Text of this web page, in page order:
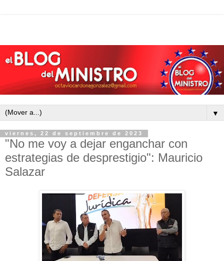
▼
viernes, 22 de septiembre de 2023
"No me voy a dejar enganchar con
estrategias de desprestigio": Mauricio
Salazar